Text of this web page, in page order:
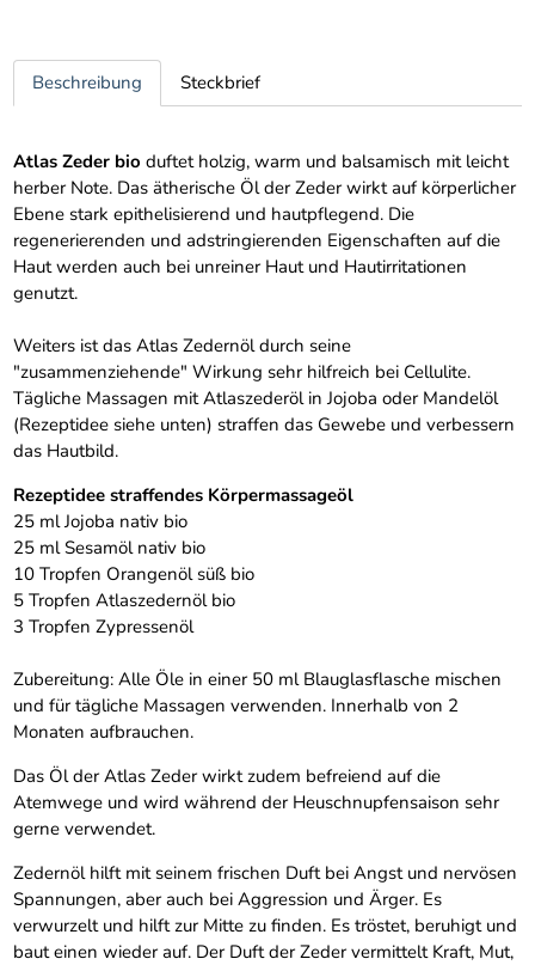
Beschreibung Steckbrief
Atlas Zeder bio duftet holzig, warm und balsamisch mit leicht
herber Note. Das ätherische Öl der Zeder wirkt auf körperlicher
Ebene stark epithelisierend und hautpflegend. Die
regenerierenden und adstringierenden Eigenschaften auf die
Haut werden auch bei unreiner Haut und Hautirritationen
genutzt.
Weiters ist das Atlas Zedernöl durch seine
"zusammenziehende" Wirkung sehr hilfreich bei Cellulite.
Tägliche Massagen mit Atlaszederöl in Jojoba oder Mandelöl
(Rezeptidee siehe unten) straffen das Gewebe und verbessern
das Hautbild.
Rezeptidee straffendes Körpermassageöl
25 ml Jojoba nativ bio
25 ml Sesamöl nativ bio
10 Tropfen Orangenöl süß bio
5 Tropfen Atlaszedernöl bio
3 Tropfen Zypressenöl
Zubereitung: Alle Öle in einer 50 ml Blauglasflasche mischen
und für tägliche Massagen verwenden. Innerhalb von 2
Monaten aufbrauchen.
Das Öl der Atlas Zeder wirkt zudem befreiend auf die
Atemwege und wird während der Heuschnupfensaison sehr
gerne verwendet.
Zedernöl hilft mit seinem frischen Duft bei Angst und nervösen
Spannungen, aber auch bei Aggression und Ärger. Es
verwurzelt und hilft zur Mitte zu finden. Es tröstet, beruhigt und
baut einen wieder auf. Der Duft der Zeder vermittelt Kraft, Mut,